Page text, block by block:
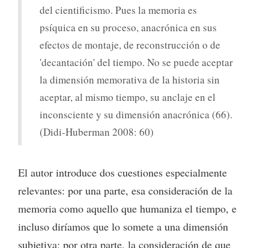
del cientificismo. Pues la memoria es
psíquica en su proceso, anacrónica en sus
efectos de montaje, de reconstrucción o de
'decantación' del tiempo. No se puede aceptar
la dimensión memorativa de la historia sin
aceptar, al mismo tiempo, su anclaje en el
inconsciente y su dimensión anacrónica (66).
(Didi-Huberman 2008: 60)
El autor introduce dos cuestiones especialmente
relevantes: por una parte, esa consideración de la
memoria como aquello que humaniza el tiempo, e
incluso diríamos que lo somete a una dimensión
subjetiva; por otra parte, la consideración de que